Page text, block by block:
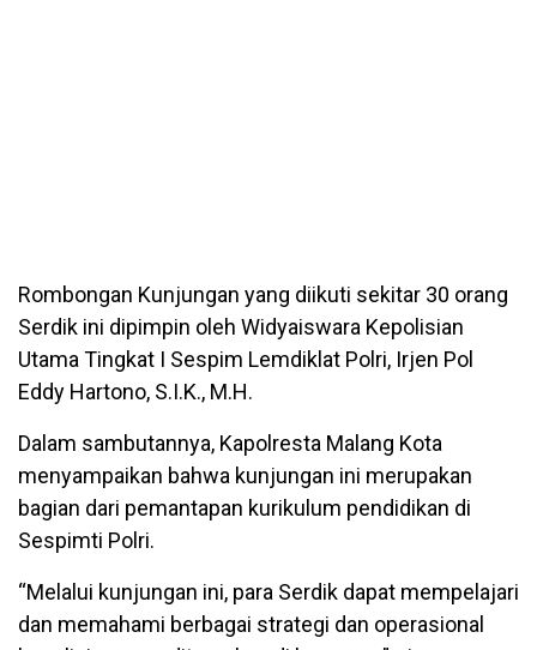
Rombongan Kunjungan yang diikuti sekitar 30 orang
Serdik ini dipimpin oleh Widyaiswara Kepolisian
Utama Tingkat I Sespim Lemdiklat Polri, Irjen Pol
Eddy Hartono, S.I.K., M.H.
Dalam sambutannya, Kapolresta Malang Kota
menyampaikan bahwa kunjungan ini merupakan
bagian dari pemantapan kurikulum pendidikan di
Sespimti Polri.
“Melalui kunjungan ini, para Serdik dapat mempelajari
dan memahami berbagai strategi dan operasional